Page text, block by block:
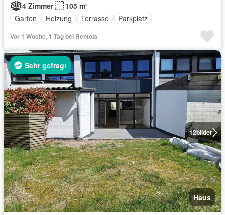
4 Zimmer
105 m²
Garten
Heizung Terrasse Parkplatz
Vor 1 Woche, 1 Tag bei Rentola
12bilder
Sehr gefragt
Haus